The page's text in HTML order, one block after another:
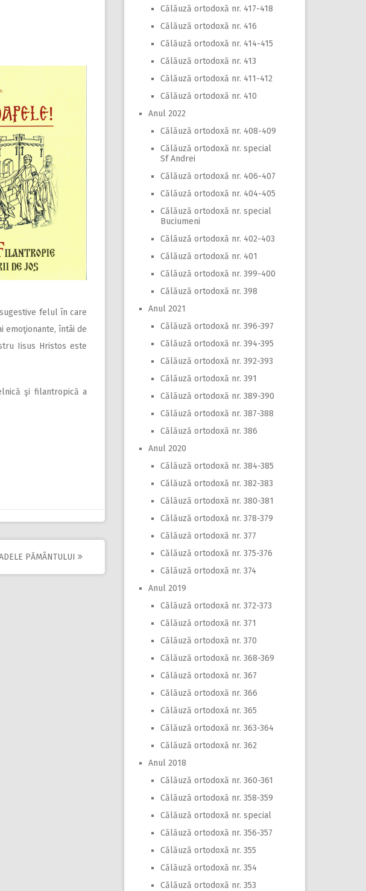
felul în care
emoţionante, întâi de
Iisus Hristos este
şi filantropică a
PĂMÂNTULUI
Călăuză ortodoxă nr. 417-418
Călăuză ortodoxă nr. 416
Călăuză ortodoxă nr. 414-415
Călăuză ortodoxă nr. 413
Călăuză ortodoxă nr. 411-412
Călăuză ortodoxă nr. 410
Anul 2022
Călăuză ortodoxă nr. 408-409
Călăuză ortodoxă nr. special
Sf Andrei
Călăuză ortodoxă nr. 406-407
Călăuză ortodoxă nr. 404-405
Călăuză ortodoxă nr. special
Buciumeni
Călăuză ortodoxă nr. 402-403
Călăuză ortodoxă nr. 401
Călăuză ortodoxă nr. 399-400
Călăuză ortodoxă nr. 398
Anul 2021
Călăuză ortodoxă nr. 396-397
Călăuză ortodoxă nr. 394-395
Călăuză ortodoxă nr. 392-393
Călăuză ortodoxă nr. 391
Călăuză ortodoxă nr. 389-390
Călăuză ortodoxă nr. 387-388
Călăuză ortodoxă nr. 386
Anul 2020
Călăuză ortodoxă nr. 384-385
Călăuză ortodoxă nr. 382-383
Călăuză ortodoxă nr. 380-381
Călăuză ortodoxă nr. 378-379
Călăuză ortodoxă nr. 377
Călăuză ortodoxă nr. 375-376
Călăuză ortodoxă nr. 374
Anul 2019
Călăuză ortodoxă nr. 372-373
Călăuză ortodoxă nr. 371
Călăuză ortodoxă nr. 370
Călăuză ortodoxă nr. 368-369
Călăuză ortodoxă nr. 367
Călăuză ortodoxă nr. 366
Călăuză ortodoxă nr. 365
Călăuză ortodoxă nr. 363-364
Călăuză ortodoxă nr. 362
Anul 2018
Călăuză ortodoxă nr. 360-361
Călăuză ortodoxă nr. 358-359
Călăuză ortodoxă nr. special
Călăuză ortodoxă nr. 356-357
Călăuză ortodoxă nr. 355
Călăuză ortodoxă nr. 354
Călăuză ortodoxă nr. 353